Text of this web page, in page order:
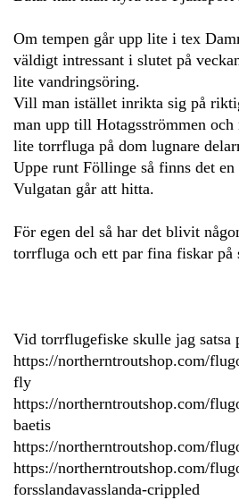
Om tempen går upp lite i tex
väldigt intressant i slutet på
lite vandringsöring.
Vill man istället inrikta sig på
man upp till Hotagsströmmen
lite torrfluga på dom lugnare
Uppe runt Föllinge så finns det
Vulgatan går att hitta.
För egen del så har det blivit
torrfluga och ett par fina fiskar på
Vid torrflugefiske skulle jag satsa
https://northerntroutshop.com/
fly
https://northerntroutshop.com/
baetis
https://northerntroutshop.com/
https://northerntroutshop.com/
forsslandavasslanda-crippled